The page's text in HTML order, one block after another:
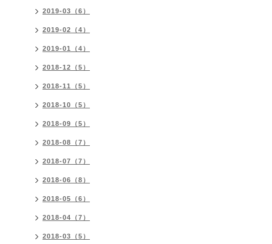
2019-03（6）
2019-02（4）
2019-01（4）
2018-12（5）
2018-11（5）
2018-10（5）
2018-09（5）
2018-08（7）
2018-07（7）
2018-06（8）
2018-05（6）
2018-04（7）
2018-03（5）